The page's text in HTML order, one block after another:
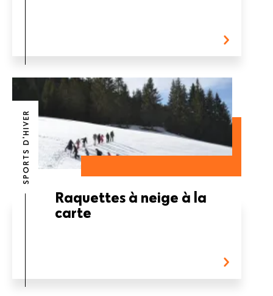
SPORTS D'HIVER
Raquettes à neige à la
carte